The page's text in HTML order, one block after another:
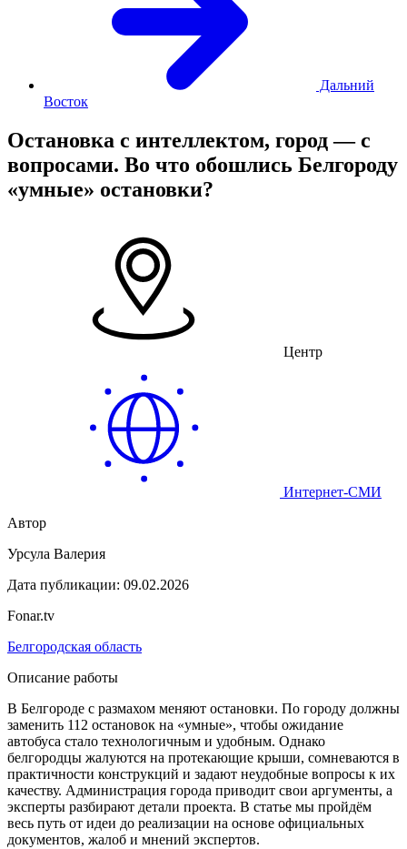
Дальний
Восток
Остановка с интеллектом, город — с
вопросами. Во что обошлись Белгороду
«умные» остановки?
Центр
Интернет-СМИ
Автор
Урсула Валерия
Дата публикации: 09.02.2026
Fonar.tv
Белгородская область
Описание работы
В Белгороде с размахом меняют остановки. По городу должны
заменить 112 остановок на «умные», чтобы ожидание
автобуса стало технологичным и удобным. Однако
белгородцы жалуются на протекающие крыши, сомневаются в
практичности конструкций и задают неудобные вопросы к их
качеству. Администрация города приводит свои аргументы, а
эксперты разбирают детали проекта. В статье мы пройдём
весь путь от идеи до реализации на основе официальных
документов, жалоб и мнений экспертов.